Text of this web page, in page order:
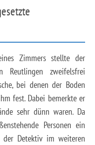
Zimmers stellte der
Reutlingen zweifelsfrei
bei denen der Boden
fest. Dabei bemerkte er
sehr dünn waren. Da
Personen ein
der Detektiv im weiteren